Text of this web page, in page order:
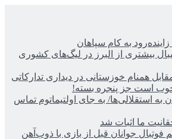
به کام سپاهان
بیشتری از البرز در لیگ‌های کشوری
همنام خوزستانی در دیداری تدارکاتی
خوب است جز پنجره بسته!
به استقلالی‌ها/ به جای اولتیماتوم تماس
ما اثبات شد
فوتبال جوانان قبل از بازی با ذوب‌آهن